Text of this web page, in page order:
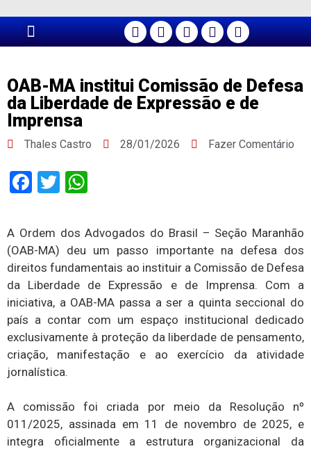
OAB-MA institui Comissão de Defesa
da Liberdade de Expressão e de
Imprensa
Thales Castro 28/01/2026 Fazer Comentário
Facebook
Twitter
A Ordem dos Advogados do Brasil – Seção Maranhão
(OAB-MA) deu um passo importante na defesa dos
direitos fundamentais ao instituir a Comissão de Defesa
da Liberdade de Expressão e de Imprensa. Com a
iniciativa, a OAB-MA passa a ser a quinta seccional do
país a contar com um espaço institucional dedicado
exclusivamente à proteção da liberdade de pensamento,
criação, manifestação e ao exercício da atividade
jornalística.
A comissão foi criada por meio da Resolução nº
011/2025, assinada em 11 de novembro de 2025, e
integra oficialmente a estrutura organizacional da